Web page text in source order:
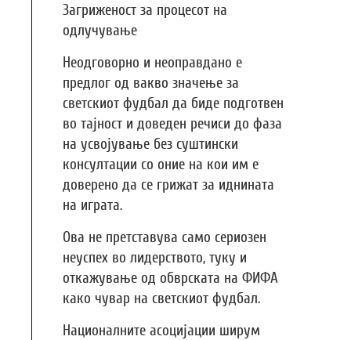
Загриженост за процесот на
одлучување
Неодговорно и неоправдано е
предлог од вакво значење за
светскиот фудбал да биде подготвен
во тајност и доведен речиси до фаза
на усвојување без суштински
консултации со оние на кои им е
доверено да се грижат за иднината
на играта.
Ова не претставува само сериозен
неуспех во лидерството, туку и
откажување од обврската на ФИФА
како чувар на светскиот фудбал.
Националните асоцијации ширум